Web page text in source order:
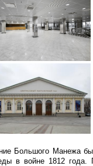
Большого Манежа
в войне 1812 года.